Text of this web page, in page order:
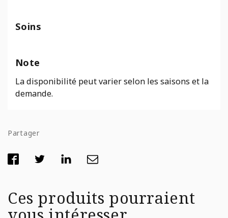
Soins
Note
La disponibilité peut varier selon les saisons et la
demande.
Partager
Ces produits pourraient